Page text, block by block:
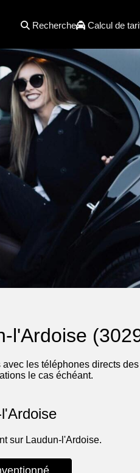
Recherche Calcul de
l'Ardoise
les téléphones directs
le cas échéant.
sur Laudun-l'Ardoise.